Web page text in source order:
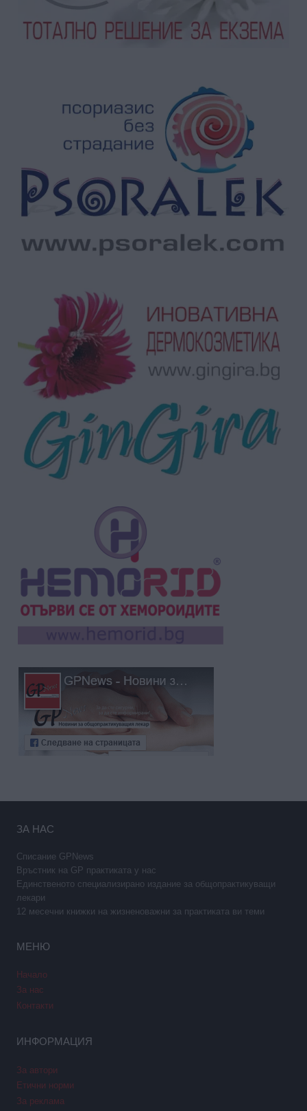
ЗА НАС
Списание GPNews
Връстник на GP практиката у нас
Единственото специализирано издание за общопрактикуващи
лекари
12 месечни книжки на жизненоважни за практиката ви теми
МЕНЮ
Начало
За нас
Контакти
ИНФОРМАЦИЯ
За автори
Етични норми
За реклама